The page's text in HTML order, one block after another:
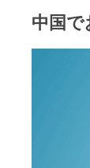
中国